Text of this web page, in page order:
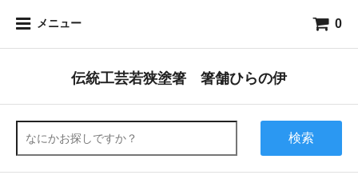
メニュー 0
伝統工芸若狭塗箸 箸舗ひらの伊
検索